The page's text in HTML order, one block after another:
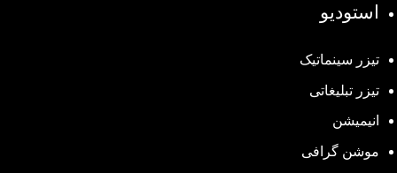
استودیو
تیزر سینماتیک
تیزر تبلیغاتی
انیمیشن
موشن گرافی